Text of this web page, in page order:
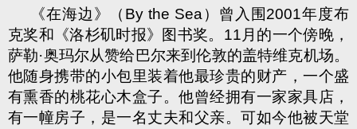
《在海边》（ By the Sea ）曾入围2001年度布
克奖和《洛杉矶时报》图书奖。 11 月的一个傍晚，
萨勒·奥玛尔从赞给巴尔来到伦敦的盖特维克机场。
他随身携带的小包里装着他最珍贵的财产，一个盛
有熏香的桃花心木盒子。他曾经拥有一家家具店，
有一幢房子，是一名丈夫和父亲。可如今他被天堂